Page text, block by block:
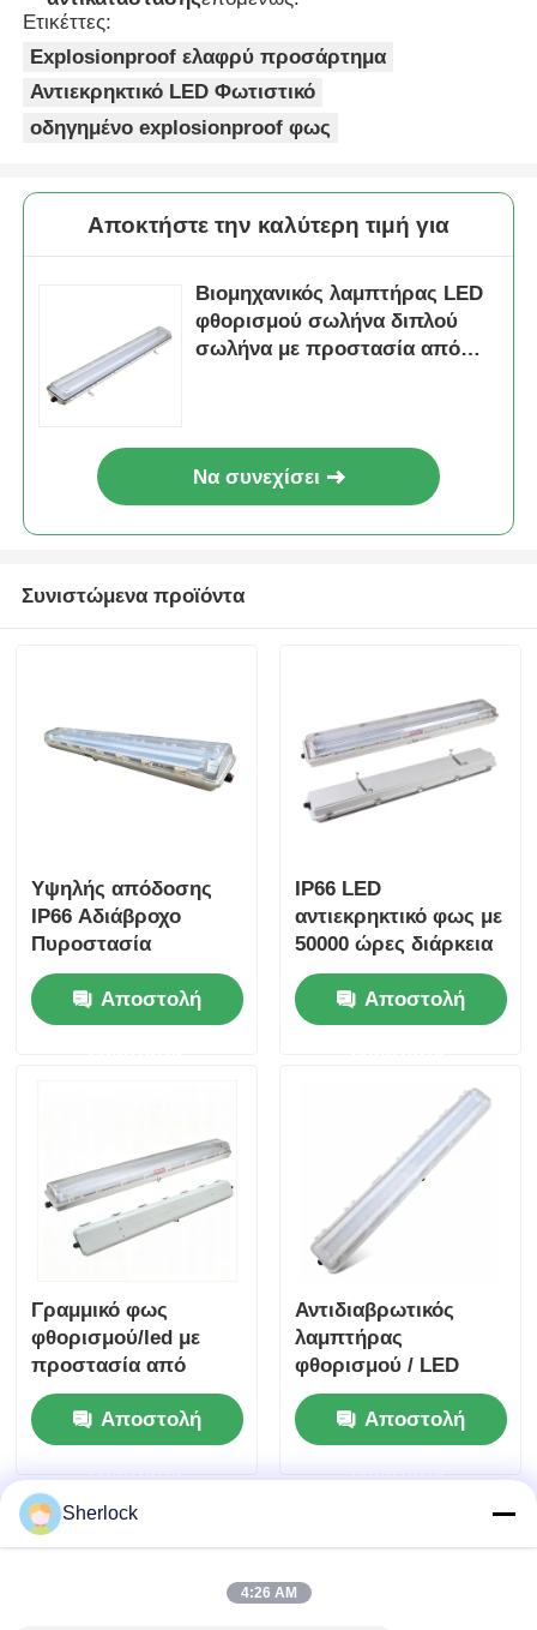
Ετικέττες:
Explosionproof ελαφρύ προσάρτημα
Αντιεκρηκτικό LED Φωτιστικό
οδηγημένο explosionproof φως
Αποκτήστε την καλύτερη τιμή για
Βιομηχανικός λαμπτήρας LED
φθορισμού σωλήνα διπλού
σωλήνα με προστασία από
Να συνεχίσει
Συνιστώμενα προϊόντα
Υψηλής απόδοσης
IP66 Αδιάβροχο
Πυροστασία
Εκρήξεων Φως LED
με 50000 ώρες ζωής
και ανθεκτικό στη
Αποστολή
IP66 LED
αντιεκρηκτικό φως με
50000 ώρες διάρκεια
ζωής και ευρεία τάση
100-277 VAC για
επικίνδυνες περιοχές
Αποστολή
Γραμμικό φως
φθορισμού/led με
προστασία από
έκρηξη
Αποστολή
ερώτησης
Αντιδιαβρωτικός
λαμπτήρας
φθορισμού / LED
σειράς BYS
Αποστολή
ερώτησης
Sherlock
4:26 AM